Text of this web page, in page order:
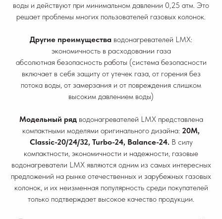
воды и действуют при минимальном давлении 0,25 атм. Это
решает проблемы многих пользователей газовых колонок.
Другие преимущества водонагревателей LMX:
экономичность в расходовании газа
абсолютная безопасность работы (система безопасности
включает в себя защиту от утечек газа, от горения без
потока воды, от замерзания и от повреждения слишком
высоким давлением воды)
Модельный рядводонагревателей LMX представлена
компактными моделями оригинального дизайна: 20М,
Classic-20/24/32, Turbo-24, Balance-24. В силу
компактности, экономичности и надежности, газовые
водонагреватели LMX являются одним из самых интересных
предложений на рынке отечественных и зарубежных газовых
колонок, и их неизменная популярность среди покупателей
только подтверждает высокое качество продукции.